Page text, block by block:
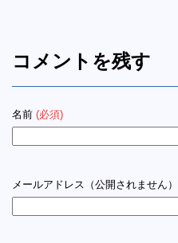
コメントを残す
名前 (必須)
メールアドレス（公開されません）